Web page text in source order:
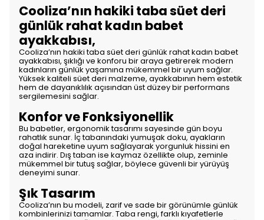
Cooliza’nın hakiki taba süet deri
günlük rahat kadın babet
ayakkabısı,
Cooliza’nın hakiki taba süet deri günlük rahat kadın babet
ayakkabısı, şıklığı ve konforu bir araya getirerek modern
kadınların günlük yaşamına mükemmel bir uyum sağlar.
Yüksek kaliteli süet deri malzeme, ayakkabının hem estetik
hem de dayanıklılık açısından üst düzey bir performans
sergilemesini sağlar.
Konfor ve Fonksiyonellik
Bu babetler, ergonomik tasarımı sayesinde gün boyu
rahatlık sunar. İç tabanındaki yumuşak doku, ayakların
doğal hareketine uyum sağlayarak yorgunluk hissini en
aza indirir. Dış taban ise kaymaz özellikte olup, zeminle
mükemmel bir tutuş sağlar, böylece güvenli bir yürüyüş
deneyimi sunar.
Şık Tasarım
Cooliza’nın bu modeli, zarif ve sade bir görünümle günlük
kombinlerinizi tamamlar. Taba rengi, farklı kıyafetlerle